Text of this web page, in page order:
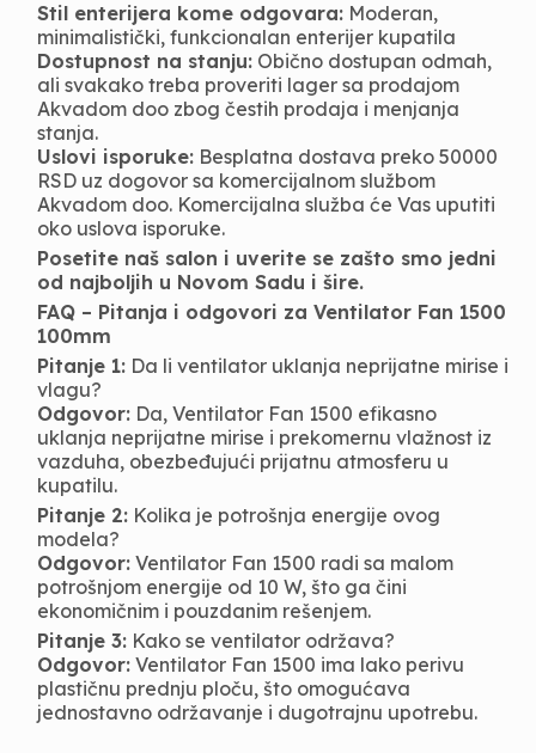
Stil enterijera kome odgovara: Moderan,
minimalistički, funkcionalan enterijer kupatila
Dostupnost na stanju: Obično dostupan odmah,
ali svakako treba proveriti lager sa prodajom
Akvadom doo zbog čestih prodaja i menjanja
stanja.
Uslovi isporuke: Besplatna dostava preko 50000
RSD uz dogovor sa komercijalnom službom
Akvadom doo. Komercijalna služba će Vas uputiti
oko uslova isporuke.
Posetite naš salon i uverite se zašto smo jedni
od najboljih u Novom Sadu i šire.
FAQ – Pitanja i odgovori za Ventilator Fan 1500
100mm
Pitanje 1: Da li ventilator uklanja neprijatne mirise i
vlagu?
Odgovor: Da, Ventilator Fan 1500 efikasno
uklanja neprijatne mirise i prekomernu vlažnost iz
vazduha, obezbeđujući prijatnu atmosferu u
kupatilu.
Pitanje 2: Kolika je potrošnja energije ovog
modela?
Odgovor: Ventilator Fan 1500 radi sa malom
potrošnjom energije od 10 W, što ga čini
ekonomičnim i pouzdanim rešenjem.
Pitanje 3: Kako se ventilator održava?
Odgovor: Ventilator Fan 1500 ima lako perivu
plastičnu prednju ploču, što omogućava
jednostavno održavanje i dugotrajnu upotrebu.